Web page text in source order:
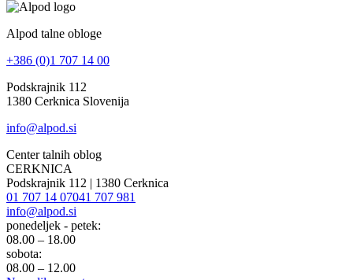
Alpod talne obloge
+386 (0)1 707 14 00
Podskrajnik 112
1380 Cerknica Slovenija
info@alpod.si
Center talnih oblog
CERKNICA
Podskrajnik 112 | 1380 Cerknica
01 707 14 07041 707 981
info@alpod.si
ponedeljek - petek:
08.00 – 18.00
sobota:
08.00 – 12.00